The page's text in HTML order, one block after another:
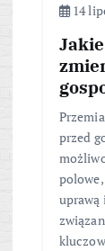
14
przed
uprawą